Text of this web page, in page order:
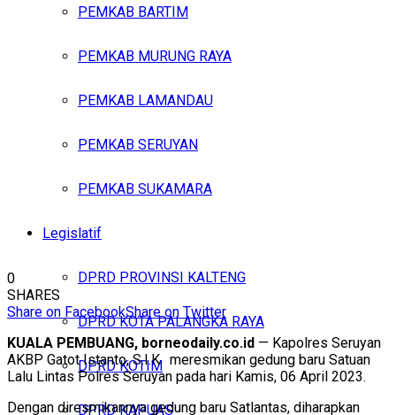
PEMKAB BARTIM
PEMKAB MURUNG RAYA
PEMKAB LAMANDAU
PEMKAB SERUYAN
PEMKAB SUKAMARA
Legislatif
DPRD PROVINSI KALTENG
DPRD KOTA PALANGKA RAYA
DPRD KOTIM
DPRD KAPUAS
0
SHARES
Share on FacebookShare on Twitter
KUALA PEMBUANG, borneodaily.co.id — Kapolres Seruyan
AKBP Gatot Istanto, S.I.K. meresmikan gedung baru Satuan
Lalu Lintas Polres Seruyan pada hari Kamis, 06 April 2023.
Dengan diresmikannya gedung baru Satlantas, diharapkan